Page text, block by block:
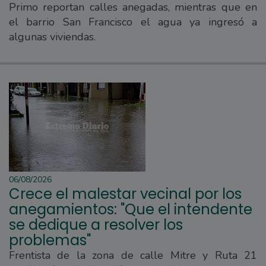
Primo reportan calles anegadas, mientras que en
el barrio San Francisco el agua ya ingresó a
algunas viviendas.
06/08/2026
Crece el malestar vecinal por los
anegamientos: "Que el intendente
se dedique a resolver los
problemas"
Frentista de la zona de calle Mitre y Ruta 21